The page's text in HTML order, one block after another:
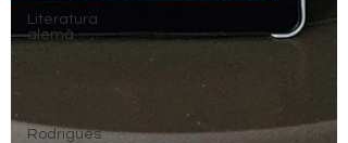
Literatura
alemã
Nelson
Rodrigues